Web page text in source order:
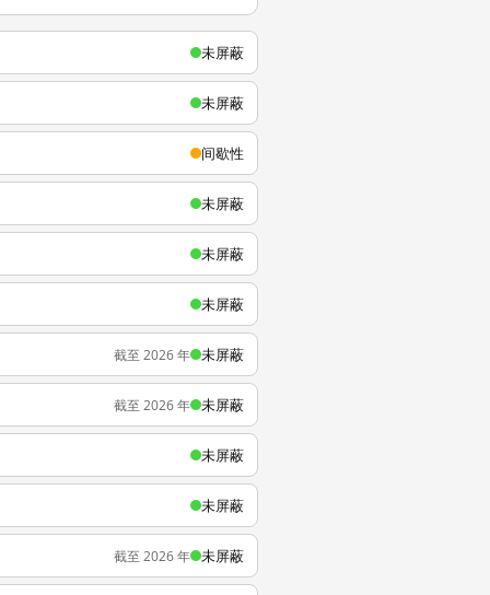
未屏蔽
未屏蔽
间歇性
未屏蔽
未屏蔽
未屏蔽
截至 2026 年 未屏蔽
截至 2026 年 未屏蔽
未屏蔽
未屏蔽
截至 2026 年 未屏蔽